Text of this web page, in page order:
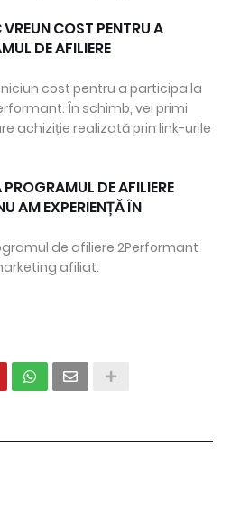
VREUN COST PENTRU A
DE AFILIERE
cost pentru a participa la
În schimb, vei primi
achiziție realizată prin link-urile
DE AFILIERE
AM EXPERIENȚĂ ÎN
de afiliere 2Performant
afiliat.